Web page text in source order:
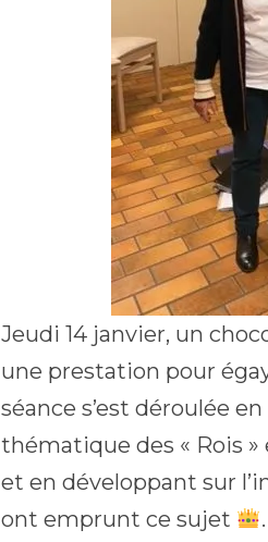
Jeudi 14 janvier, un
une prestation pour
séance s’est déroulée
thématique des « Rois
et en développant sur
ont emprunt ce sujet